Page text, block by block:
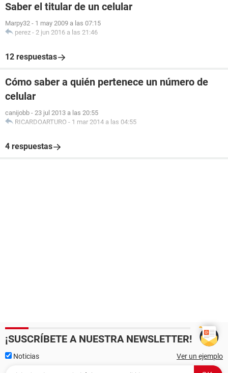
Saber el titular de un celular
Marpy32 - 1 may 2009 a las 07:15
perez - 2 jun 2016 a las 21:46
12 respuestas
Cómo saber a quién pertenece un número de
celular
canijobb - 23 jul 2013 a las 20:55
RICARDOARTURO - 1 mar 2014 a las 04:55
4 respuestas
¡SUSCRÍBETE A NUESTRA NEWSLETTER!
Noticias Ver un ejemplo